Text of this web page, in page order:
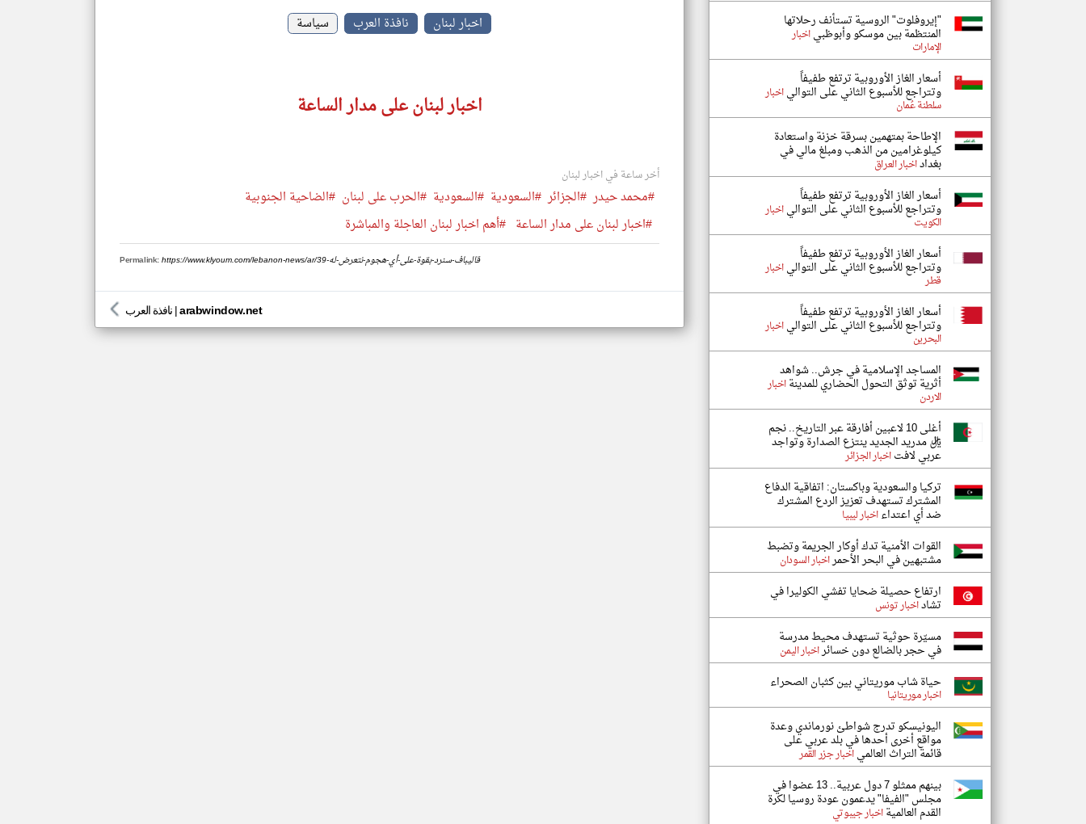
اخبار لبنان نافذة العرب سياسة
اخبار لبنان على مدار الساعة
أخر ساعة في اخبار لبنان
#محمد حيدر #الجزائر #السعودية #السعودية #الحرب على لبنان #الضاحية الجنوبية
#اخبار لبنان على مدار الساعة #أهم اخبار لبنان العاجلة والمباشرة
Permalink: https://www.klyoum.com/lebanon-news/ar/39-قاليباف-سنرد-بقوة-على-أي-هجوم-نتعرض-له
نافذة العرب |arabwindow.net
"إيروفلوت" الروسية تستأنف رحلاتها
المنتظمة بين موسكو وأبوظبياخبار
الإمارات
أسعار الغاز الأوروبية ترتفع طفيفاً
وتتراجع للأسبوع الثاني على التوالياخبار
سلطنة عُمان
الإطاحة بمتهمين بسرقة خزنة واستعادة
كيلوغرامين من الذهب ومبلغ مالي في
بغداداخبار العراق
أسعار الغاز الأوروبية ترتفع طفيفاً
وتتراجع للأسبوع الثاني على التوالياخبار
الكويت
أسعار الغاز الأوروبية ترتفع طفيفاً
وتتراجع للأسبوع الثاني على التوالياخبار
قطر
أسعار الغاز الأوروبية ترتفع طفيفاً
وتتراجع للأسبوع الثاني على التوالياخبار
البحرين
المساجد الإسلامية في جرش.. شواهد
أثرية توثق التحول الحضاري للمدينةاخبار
الاردن
أغلى 10 لاعبين أفارقة عبر التاريخ.. نجم
ريال مدريد الجديد ينتزع الصدارة وتواجد
عربي لافتاخبار الجزائر
تركيا والسعودية وباكستان: اتفاقية الدفاع
المشترك تستهدف تعزيز الردع المشترك
ضد أي اعتداءاخبار ليبيا
القوات الأمنية تدك أوكار الجريمة وتضبط
مشتبهين في البحر الأحمراخبار السودان
ارتفاع حصيلة ضحايا تفشي الكوليرا في
تشاداخبار تونس
مسيّرة حوثية تستهدف محيط مدرسة
في حجر بالضالع دون خسائراخبار اليمن
حياة شاب موريتاني بين كثبان الصحراء
اخبار موريتانيا
اليونيسكو تدرج شواطئ نورماندي وعدة
مواقع أخرى أحدها في بلد عربي على
قائمة التراث العالمياخبار جزر القمر
بينهم ممثلو 7 دول عربية.. 13 عضوا في
مجلس "الفيفا" يدعمون عودة روسيا لكرة
القدم العالميةاخبار جيبوتي